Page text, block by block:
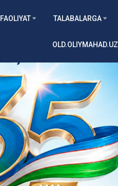
FAOLIYAT TALABALARGA
OLD.OLIYMAHAD.UZ